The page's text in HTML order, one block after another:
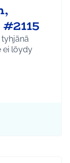
ei löydy